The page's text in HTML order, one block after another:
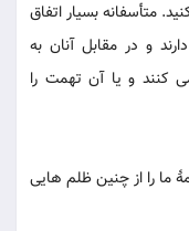
متأسفانه بسیار اتفاق
و در مقابل آنان به
کنند و یا آن تهمت را
ما را از چنین ظلم هایی